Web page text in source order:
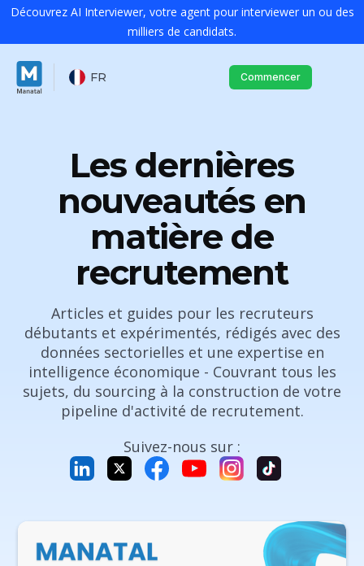
Découvrez AI Interviewer, votre agent pour interviewer un ou des
milliers de candidats.
FR Commencer
Les dernières
nouveautés en
matière de
recrutement
Articles et guides pour les recruteurs
débutants et expérimentés, rédigés avec des
données sectorielles et une expertise en
intelligence économique - Couvrant tous les
sujets, du sourcing à la construction de votre
pipeline d'activité de recrutement.
Suivez-nous sur :